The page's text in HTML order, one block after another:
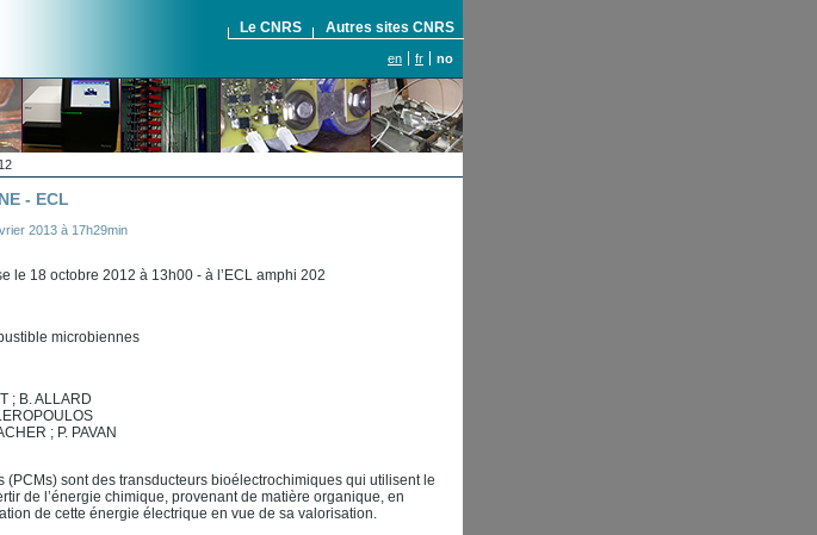
Le CNRS Autres sites CNRS
en fr no
- ECL
2013 à 17h29min
le 18 octobre 2012 à 13h00 - à l’ECL amphi 202
microbiennes
; B. ALLARD
; P. PAVAN
(PCMs) sont des transducteurs bioélectrochimiques qui utilisent le
de l’énergie chimique, provenant de matière organique, en
de cette énergie électrique en vue de sa valorisation.